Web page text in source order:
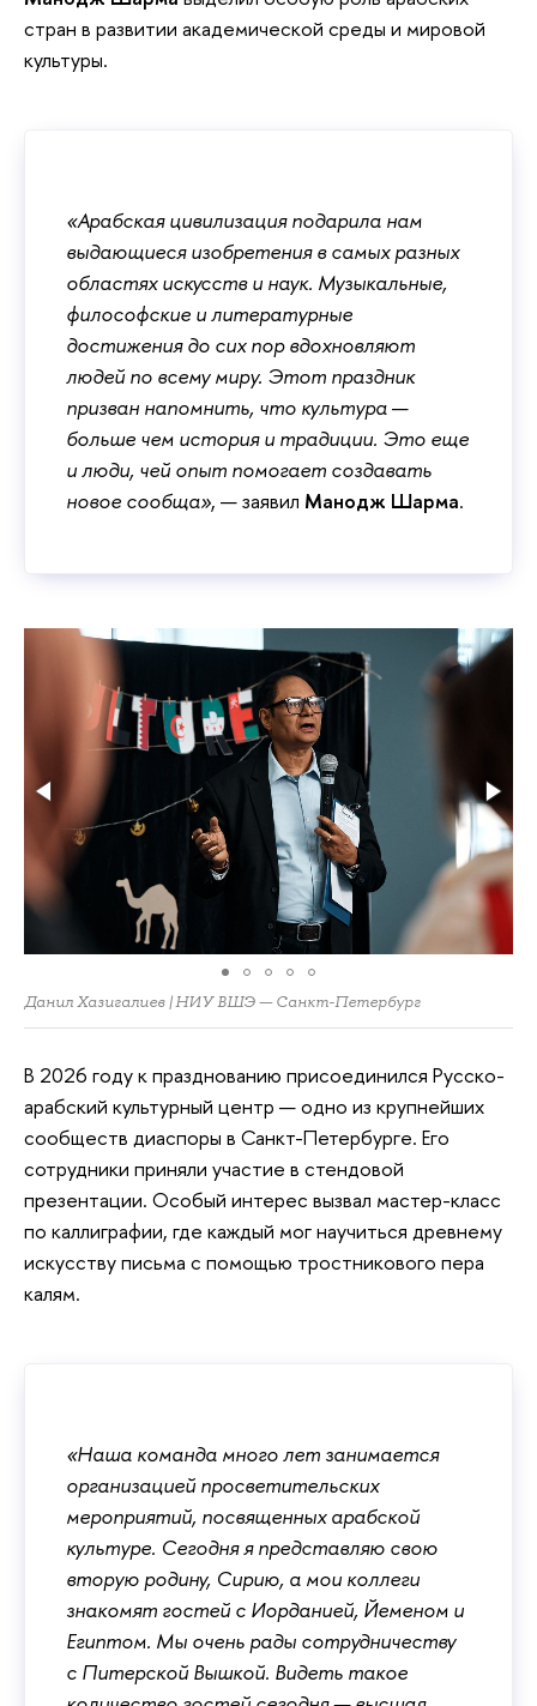
стран в развитии академической среды и мировой
культуры.
«Арабская цивилизация подарила нам
выдающиеся изобретения в самых разных
областях искусств и наук. Музыкальные,
философские и литературные
достижения до сих пор вдохновляют
людей по всему миру. Этот праздник
призван напомнить, что культура—
больше чем история и традиции. Это еще
и люди, чей опыт помогает создавать
новое сообща», — заявил Манодж Шарма.
Данил Хазигалиев | НИУ ВШЭ — Санкт-Петербург
В 2026 году к празднованию присоединился Русско-
арабский культурный центр — одно из крупнейших
сообществ диаспоры в Санкт-Петербурге. Его
сотрудники приняли участие в стендовой
презентации. Особый интерес вызвал мастер-класс
по каллиграфии, где каждый мог научиться древнему
искусству письма с помощью тростникового пера
калям.
«Наша команда много лет занимается
организацией просветительских
мероприятий, посвященных арабской
культуре. Сегодня я представляю свою
вторую родину, Сирию, а мои коллеги
знакомят гостей с Иорданией, Йеменом и
Египтом. Мы очень рады сотрудничеству
с Питерской Вышкой. Видеть такое